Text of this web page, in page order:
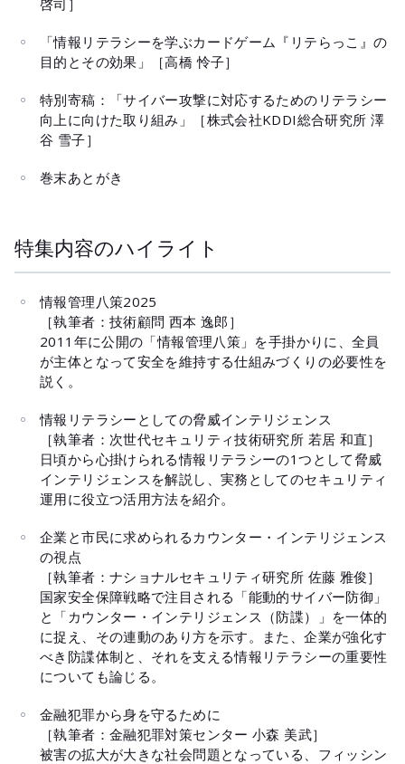
啓司］
「情報リテラシーを学ぶカードゲーム『リテらっこ』の
目的とその効果」［高橋 怜子］
特別寄稿：「サイバー攻撃に対応するためのリテラシー
向上に向けた取り組み」［株式会社KDDI総合研究所 澤
谷 雪子］
巻末あとがき
特集内容のハイライト
情報管理八策2025
［執筆者：技術顧問 西本 逸郎］
2011年に公開の「情報管理八策」を手掛かりに、全員
が主体となって安全を維持する仕組みづくりの必要性を
説く。
情報リテラシーとしての脅威インテリジェンス
［執筆者：次世代セキュリティ技術研究所 若居 和直］
日頃から心掛けられる情報リテラシーの1つとして脅威
インテリジェンスを解説し、実務としてのセキュリティ
運用に役立つ活用方法を紹介。
企業と市民に求められるカウンター・インテリジェンス
の視点
［執筆者：ナショナルセキュリティ研究所 佐藤 雅俊］
国家安全保障戦略で注目される「能動的サイバー防御」
と「カウンター・インテリジェンス（防諜）」を一体的
に捉え、その連動のあり方を示す。また、企業が強化す
べき防諜体制と、それを支える情報リテラシーの重要性
についても論じる。
金融犯罪から身を守るために
［執筆者：金融犯罪対策センター 小森 美武］
被害の拡大が大きな社会問題となっている、フィッシン